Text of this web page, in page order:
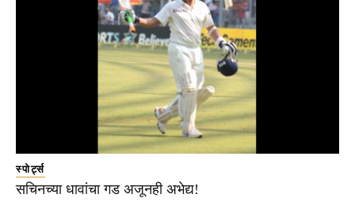
स्पोर्ट्स
सचिनच्या धावांचा गड अजूनही अभेद्य!